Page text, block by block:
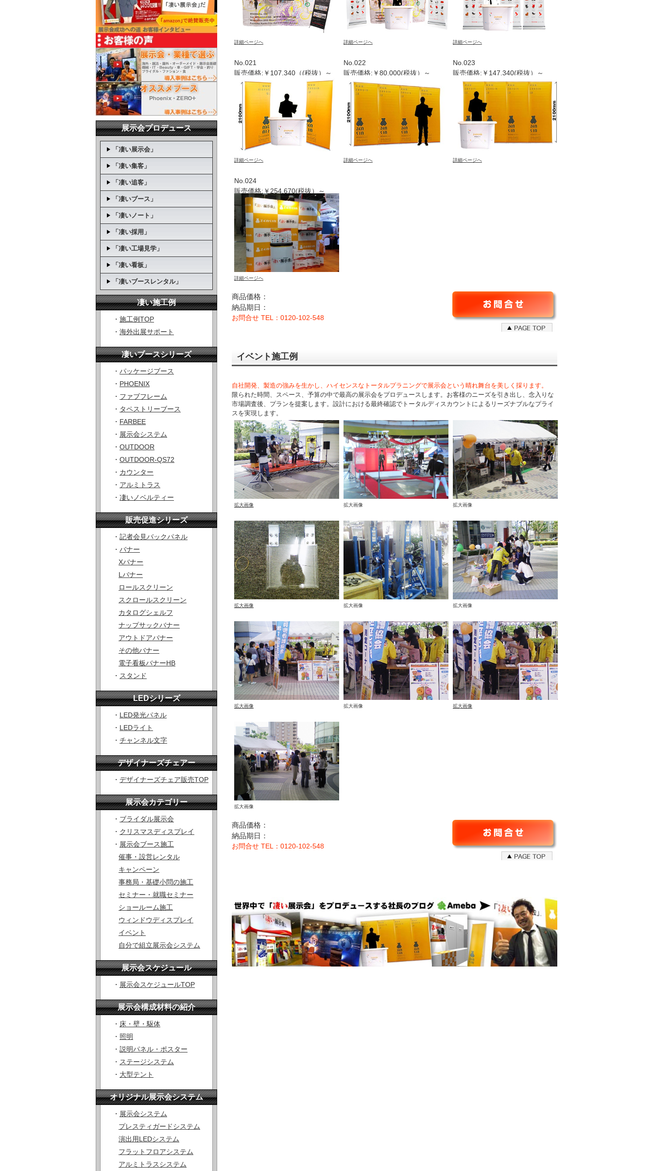
展示会プロデュース
「凄い展示会」
「凄い集客」
「凄い追客」
「凄いブース」
「凄いノート」
「凄い採用」
「凄い工場見学」
「凄い看板」
「凄いブースレンタル」
凄い施工例
・ 施工例TOP
・ 海外出展サポート
凄いブースシリーズ
・ パッケージブース
・ PHOENIX
・ ファブフレーム
・ タペストリーブース
・ FARBEE
・ 展示会システム
・ OUTDOOR
・ OUTDOOR-QS72
・ カウンター
・ アルミトラス
・ 凄いノベルティー
販売促進シリーズ
・ 記者会見バックパネル
・ バナー
Xバナー
Lバナー
ロールスクリーン
スクロールスクリーン
カタログシェルフ
ナップサックバナー
アウトドアバナー
その他バナー
電子看板バナーHB
・ スタンド
LEDシリーズ
・ LED発光パネル
・ LEDライト
・ チャンネル文字
デザイナーズチェアー
・ デザイナーズチェア販売TOP
展示会カテゴリー
・ ブライダル展示会
・ クリスマスディスプレイ
・ 展示会ブース施工
催事・設営レンタル
キャンペーン
事務局・基礎小問の施工
セミナー・就職セミナー
ショールーム施工
ウィンドウディスプレイ
イベント
自分で組立展示会システム
展示会スケジュール
・ 展示会スケジュールTOP
展示会構成材料の紹介
・ 床・壁・駆体
・ 照明
・ 説明パネル・ポスター
・ ステージシステム
・ 大型テント
オリジナル展示会システム
・ 展示会システム
プレスティガードシステム
演出用LEDシステム
フラットフロアシステム
アルミトラスシステム
詳細ページへ 詳細ページへ 詳細ページへ
No.021
販売価格:￥107.340（(税抜）～
詳細ページへ
No.022
販売価格:￥80.000(税抜）～
詳細ページへ
No.023
販売価格:￥147.340(税抜）～
詳細ページへ
No.024
販売価格:￥254.670(税抜）～
詳細ページへ
商品価格：
納品期日：
お問合せ TEL：0120-102-548
イベント施工例
自社開発、製造の強みを生かし、ハイセンスなトータルプラニングで展示会という晴れ舞台を美しく採ります。
限られた時間、スペース、予算の中で最高の展示会をプロデュースします。お客様のニーズを引き出し、念入りな
市場調査後、プランを提案します。設計における最終確認でトータルディスカウントによるリーズナブルなプライ
スを実現します。
拡大画像 拡大画像 拡大画像
拡大画像 拡大画像 拡大画像
拡大画像 拡大画像 拡大画像
拡大画像
商品価格：
納品期日：
お問合せ TEL：0120-102-548